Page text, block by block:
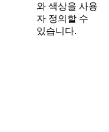
와 색상을 사용
자 정의할 수
있습니다.